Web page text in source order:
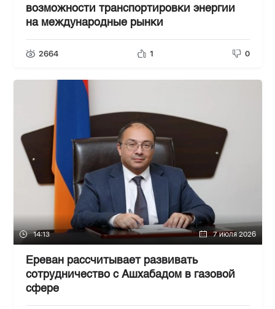
возможности транспортировки энергии
на международные рынки
2664 1 0
14:13 7 июля 2026
Ереван рассчитывает развивать
сотрудничество с Ашхабадом в газовой
сфере